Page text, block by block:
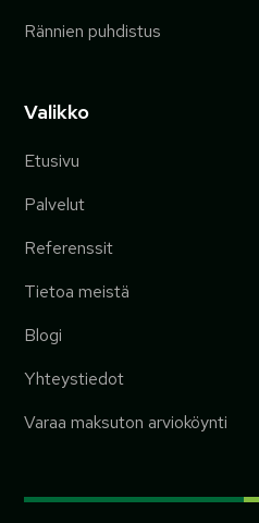
Rännien puhdistus
Valikko
Etusivu
Palvelut
Referenssit
Tietoa meistä
Blogi
Yhteystiedot
Varaa maksuton arvioköynti